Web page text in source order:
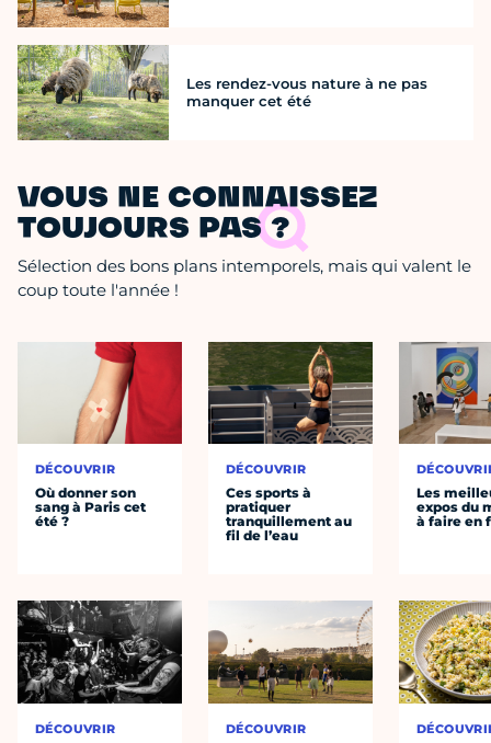
Les rendez-vous nature à ne pas
manquer cet été
VOUS NE CONNAISSEZ
TOUJOURS PAS ?
Sélection des bons plans intemporels, mais qui valent le
coup toute l'année !
DÉCOUVRIR
Où donner son
sang à Paris cet
été ?
DÉCOUVRIR
DÉCOUVRIR
Ces sports à
pratiquer
tranquillement au
fil de l’eau
DÉCOUVRIR
Les
expos du
à faire en